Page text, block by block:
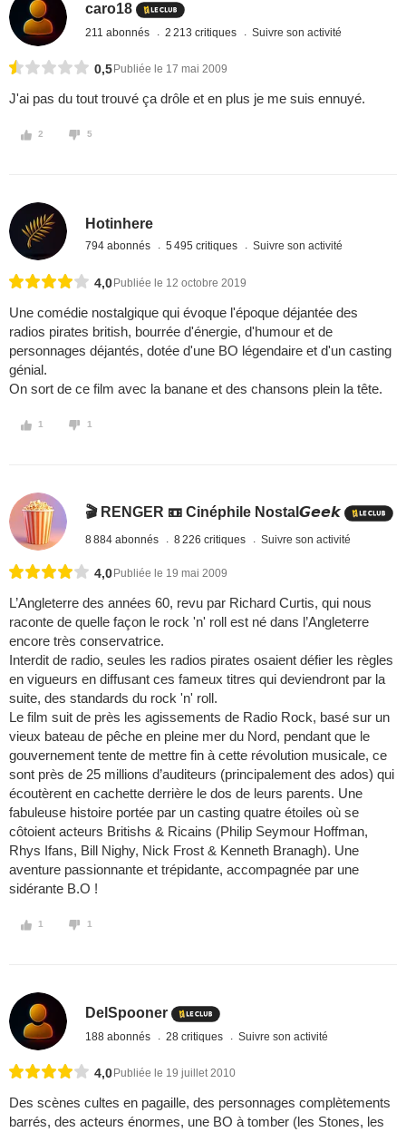
caro18
211 abonnés 2 213 critiques Suivre son activité
0,5 Publiée le 17 mai 2009
J'ai pas du tout trouvé ça drôle et en plus je me suis ennuyé.
2 5
Hotinhere
794 abonnés 5 495 critiques Suivre son activité
4,0 Publiée le 12 octobre 2019
Une comédie nostalgique qui évoque l'époque déjantée des
radios pirates british, bourrée d'énergie, d'humour et de
personnages déjantés, dotée d'une BO légendaire et d'un casting
génial.
On sort de ce film avec la banane et des chansons plein la tête.
1 1
🎬 RENGER 📼 Cinéphile Nostal𝙂𝙚𝙚𝙠
8 884 abonnés 8 226 critiques Suivre son activité
4,0 Publiée le 19 mai 2009
L’Angleterre des années 60, revu par Richard Curtis, qui nous
raconte de quelle façon le rock 'n' roll est né dans l’Angleterre
encore très conservatrice.
Interdit de radio, seules les radios pirates osaient défier les règles
en vigueurs en diffusant ces fameux titres qui deviendront par la
suite, des standards du rock 'n' roll.
Le film suit de près les agissements de Radio Rock, basé sur un
vieux bateau de pêche en pleine mer du Nord, pendant que le
gouvernement tente de mettre fin à cette révolution musicale, ce
sont près de 25 millions d’auditeurs (principalement des ados) qui
écoutèrent en cachette derrière le dos de leurs parents. Une
fabuleuse histoire portée par un casting quatre étoiles où se
côtoient acteurs Britishs & Ricains (Philip Seymour Hoffman,
Rhys Ifans, Bill Nighy, Nick Frost & Kenneth Branagh). Une
aventure passionnante et trépidante, accompagnée par une
sidérante B.O !
1 1
DelSpooner
188 abonnés 28 critiques Suivre son activité
4,0 Publiée le 19 juillet 2010
Des scènes cultes en pagaille, des personnages complètements
barrés, des acteurs énormes, une BO à tomber (les Stones, les